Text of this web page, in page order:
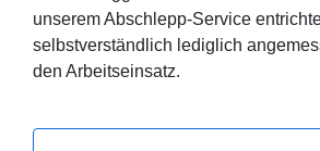
unserem Abschlepp-Service
selbstverständlich lediglich
den Arbeitseinsatz.